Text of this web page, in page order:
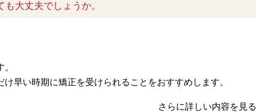
大丈夫でしょうか。
早い時期に矯正を受けられることをおすすめします。
さらに詳しい内容を見る